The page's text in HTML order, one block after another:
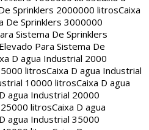
Sprinklers 2000000 litrosCaixa
De Sprinklers 3000000
Sistema De Sprinklers
Para Sistema De
D agua Industrial 2000
litrosCaixa D agua Industrial
10000 litrosCaixa D agua
agua Industrial 20000
litrosCaixa D agua
agua Industrial 35000